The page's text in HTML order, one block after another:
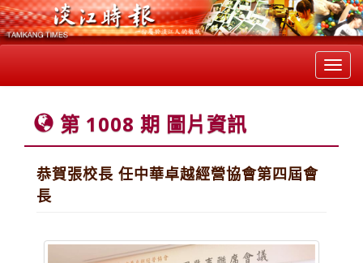
第 1008 期 圖片資訊
恭賀張校長 任中華卓越經營協會第四屆會
長